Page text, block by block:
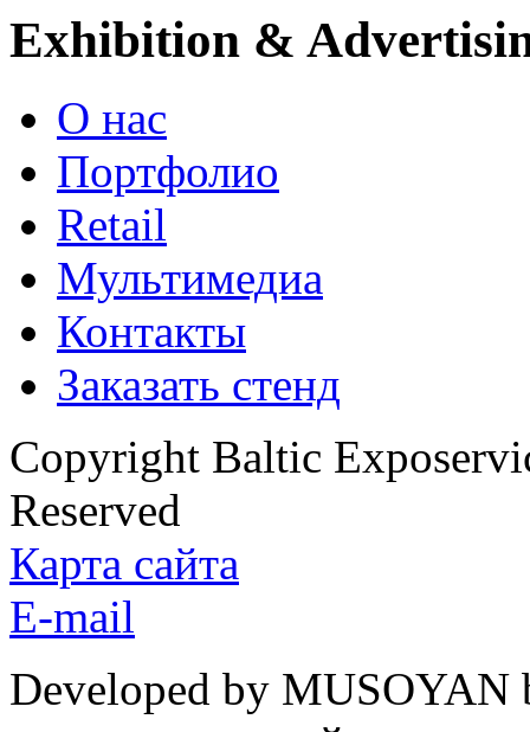
Exhibition &
О нас
Портфолио
Retail
Мультимедиа
Контакты
Заказать стенд
Copyright Baltic
Reserved
Карта сайта
E-mail
Developed by